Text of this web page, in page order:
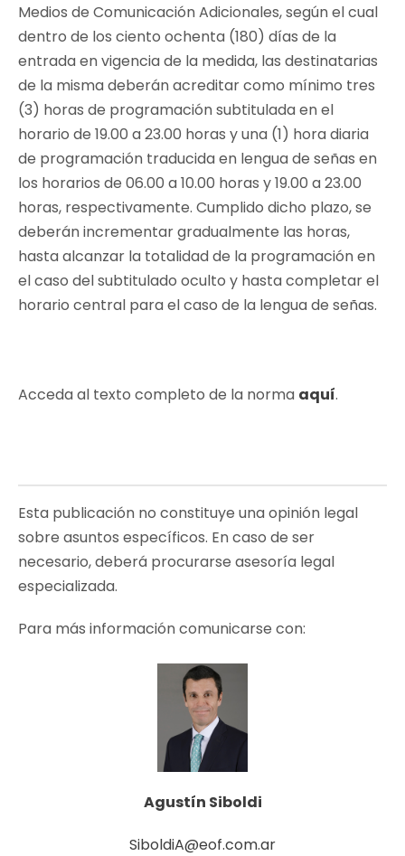
Medios de Comunicación Adicionales, según el cual
dentro de los ciento ochenta (180) días de la
entrada en vigencia de la medida, las destinatarias
de la misma deberán acreditar como mínimo tres
(3) horas de programación subtitulada en el
horario de 19.00 a 23.00 horas y una (1) hora diaria
de programación traducida en lengua de señas en
los horarios de 06.00 a 10.00 horas y 19.00 a 23.00
horas, respectivamente. Cumplido dicho plazo, se
deberán incrementar gradualmente las horas,
hasta alcanzar la totalidad de la programación en
el caso del subtitulado oculto y hasta completar el
horario central para el caso de la lengua de señas.
Acceda al texto completo de la norma aquí.
Esta publicación no constituye una opinión legal
sobre asuntos específicos. En caso de ser
necesario, deberá procurarse asesoría legal
especializada.
Para más información comunicarse con:
Agustín Siboldi
SiboldiA@eof.com.ar